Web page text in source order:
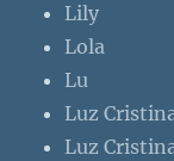
Lily
Lola
Lu
Luz
Luz